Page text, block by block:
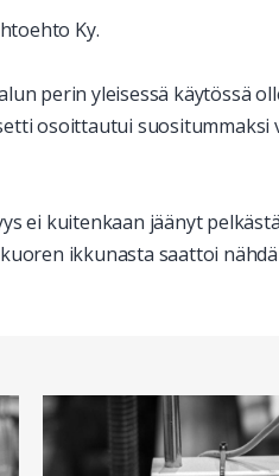
Ky.
perin yleisessä käytössä
osoittautui suositummaksi
ei kuitenkaan jäänyt
ikkunasta saattoi